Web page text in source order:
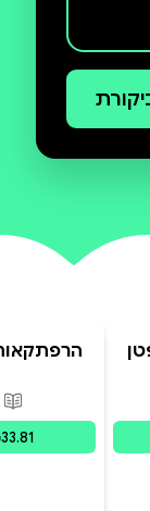
של
זמינים
מודפס
33.81